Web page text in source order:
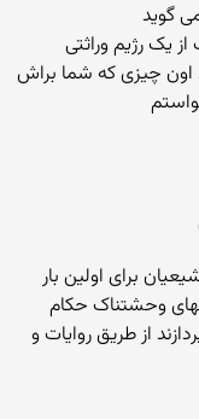
اون چیزی که شما براش
برای اولین بار
وحشتناک حکام
از طریق روایات و